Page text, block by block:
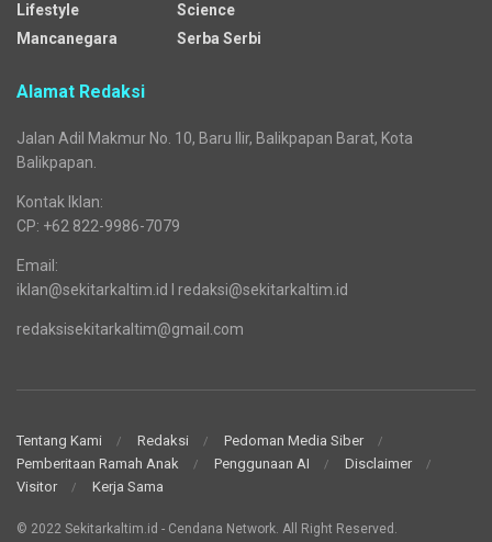
Lifestyle
Mancanegara
Science
Serba Serbi
Alamat Redaksi
Jalan Adil Makmur No. 10, Baru Ilir, Balikpapan Barat, Kota
Balikpapan.
Kontak Iklan:
CP: +62 822-9986-7079
Email:
iklan@sekitarkaltim.id I redaksi@sekitarkaltim.id
redaksisekitarkaltim@gmail.com
Tentang Kami Redaksi
Pedoman Media Siber
Pemberitaan Ramah Anak
Penggunaan AI
Disclaimer
Visitor
Kerja Sama
© 2022 Sekitarkaltim.id - Cendana Network. All Right Reserved.